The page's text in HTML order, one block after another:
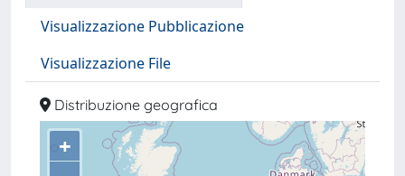
Visualizzazione Pubblicazione
Visualizzazione File
Distribuzione geografica
+